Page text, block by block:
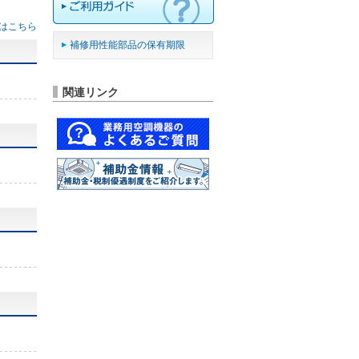
こちら
補修用性能部品の保有期限
関連リンク